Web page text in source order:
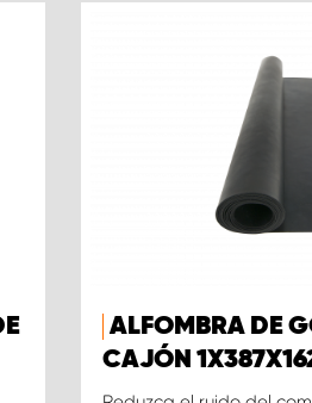
ALFOMBRA DE
CAJÓN